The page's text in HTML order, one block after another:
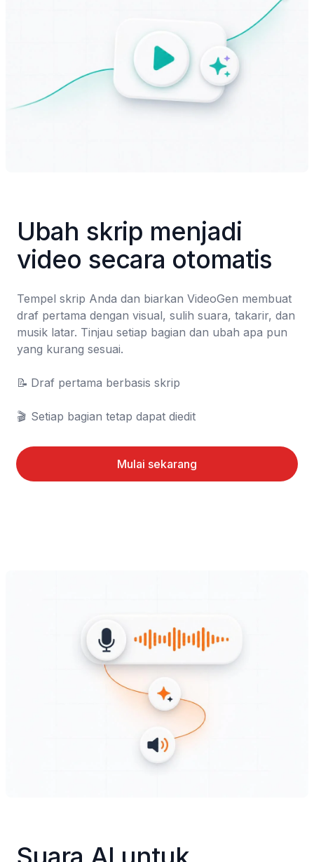
Ubah skrip menjadi
video secara otomatis
Tempel skrip Anda dan biarkan VideoGen membuat
draf pertama dengan visual, sulih suara, takarir, dan
musik latar. Tinjau setiap bagian dan ubah apa pun
yang kurang sesuai.
📝	Draf pertama berbasis skrip
🎬	Setiap bagian tetap dapat diedit
Mulai sekarang